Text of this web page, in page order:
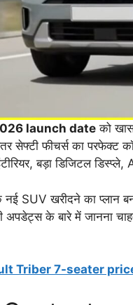
launch date को
सेफ्टी फीचर्स का परफेक्ट
बड़ा डिजिटल
SUV खरीदने का प्लान
के बारे में जानना
Triber 7-seater price